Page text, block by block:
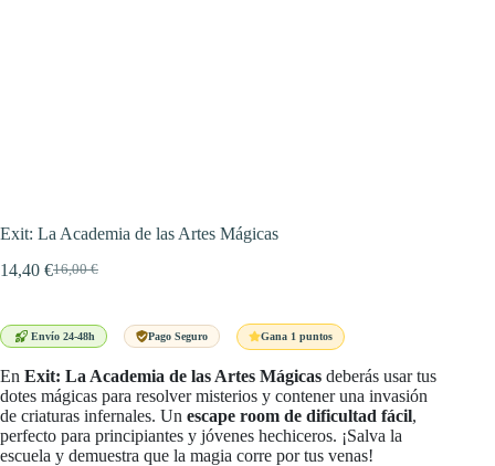
Exit: La Academia de las Artes Mágicas
16,00€
El
era:
14,40 €El
es:
Envío 24-48h Pago Seguro Gana 1 puntos
En Exit: La Academia de las Artes Mágicas deberás usar tus
dotes mágicas para resolver misterios y contener una invasión
de criaturas infernales. Un escape room de dificultad fácil,
perfecto para principiantes y jóvenes hechiceros. ¡Salva la
escuela y demuestra que la magia corre por tus venas!